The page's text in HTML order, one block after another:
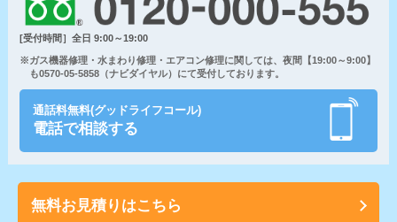
[受付時間］全日 9:00～19:00
※ガス機器修理・水まわり修理・エアコン修理に関しては、夜間【19:00～9:00】
も0570-05-5858（ナビダイヤル）にて受付しております。
通話料無料(グッドライフコール)
電話で相談する
無料お見積りはこちら